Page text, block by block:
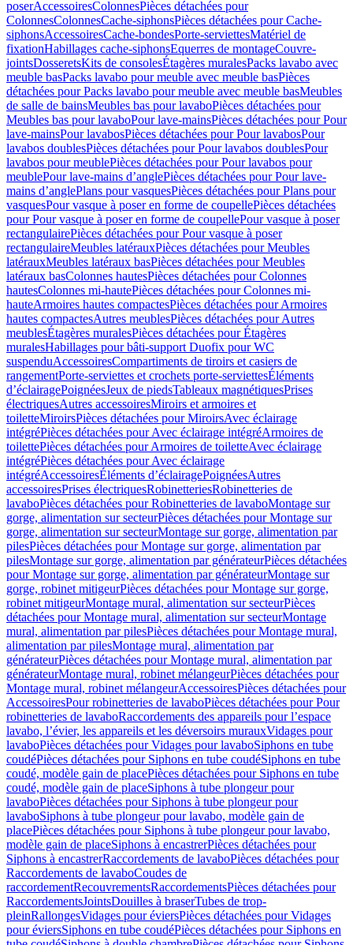
poserAccessoiresColonnesPièces détachées pour
ColonnesColonnesCache-siphonsPièces détachées pour Cache-
siphonsAccessoiresCache-bondesPorte-serviettesMatériel de
fixationHabillages cache-siphonsEquerres de montageCouvre-
jointsDosseretsKits de consolesÉtagères muralesPacks lavabo avec
meuble basPacks lavabo pour meuble avec meuble basPièces
détachées pour Packs lavabo pour meuble avec meuble basMeubles
de salle de bainsMeubles bas pour lavaboPièces détachées pour
Meubles bas pour lavaboPour lave-mainsPièces détachées pour Pour
lave-mainsPour lavabosPièces détachées pour Pour lavabosPour
lavabos doublesPièces détachées pour Pour lavabos doublesPour
lavabos pour meublePièces détachées pour Pour lavabos pour
meublePour lave-mains d’anglePièces détachées pour Pour lave-
mains d’anglePlans pour vasquesPièces détachées pour Plans pour
vasquesPour vasque à poser en forme de coupellePièces détachées
pour Pour vasque à poser en forme de coupellePour vasque à poser
rectangulairePièces détachées pour Pour vasque à poser
rectangulaireMeubles latérauxPièces détachées pour Meubles
latérauxMeubles latéraux basPièces détachées pour Meubles
latéraux basColonnes hautesPièces détachées pour Colonnes
hautesColonnes mi-hautePièces détachées pour Colonnes mi-
hauteArmoires hautes compactesPièces détachées pour Armoires
hautes compactesAutres meublesPièces détachées pour Autres
meublesÉtagères muralesPièces détachées pour Étagères
muralesHabillages pour bâti-support Duofix pour WC
suspenduAccessoiresCompartiments de tiroirs et casiers de
rangementPorte-serviettes et crochets porte-serviettesÉléments
d’éclairagePoignéesJeux de piedsTableaux magnétiquesPrises
électriquesAutres accessoiresMiroirs et armoires et
toiletteMiroirsPièces détachées pour MiroirsAvec éclairage
intégréPièces détachées pour Avec éclairage intégréArmoires de
toilettePièces détachées pour Armoires de toiletteAvec éclairage
intégréPièces détachées pour Avec éclairage
intégréAccessoiresÉléments d’éclairagePoignéesAutres
accessoiresPrises électriquesRobinetteriesRobinetteries de
lavaboPièces détachées pour Robinetteries de lavaboMontage sur
gorge, alimentation sur secteurPièces détachées pour Montage sur
gorge, alimentation sur secteurMontage sur gorge, alimentation par
pilesPièces détachées pour Montage sur gorge, alimentation par
pilesMontage sur gorge, alimentation par générateurPièces détachées
pour Montage sur gorge, alimentation par générateurMontage sur
gorge, robinet mitigeurPièces détachées pour Montage sur gorge,
robinet mitigeurMontage mural, alimentation sur secteurPièces
détachées pour Montage mural, alimentation sur secteurMontage
mural, alimentation par pilesPièces détachées pour Montage mural,
alimentation par pilesMontage mural, alimentation par
générateurPièces détachées pour Montage mural, alimentation par
générateurMontage mural, robinet mélangeurPièces détachées pour
Montage mural, robinet mélangeurAccessoiresPièces détachées pour
AccessoiresPour robinetteries de lavaboPièces détachées pour Pour
robinetteries de lavaboRaccordements des appareils pour l’espace
lavabo, l’évier, les appareils et les déversoirs murauxVidages pour
lavaboPièces détachées pour Vidages pour lavaboSiphons en tube
coudéPièces détachées pour Siphons en tube coudéSiphons en tube
coudé, modèle gain de placePièces détachées pour Siphons en tube
coudé, modèle gain de placeSiphons à tube plongeur pour
lavaboPièces détachées pour Siphons à tube plongeur pour
lavaboSiphons à tube plongeur pour lavabo, modèle gain de
placePièces détachées pour Siphons à tube plongeur pour lavabo,
modèle gain de placeSiphons à encastrerPièces détachées pour
Siphons à encastrerRaccordements de lavaboPièces détachées pour
Raccordements de lavaboCoudes de
raccordementRecouvrementsRaccordementsPièces détachées pour
RaccordementsJointsDouilles à braserTubes de trop-
pleinRallongesVidages pour éviersPièces détachées pour Vidages
pour éviersSiphons en tube coudéPièces détachées pour Siphons en